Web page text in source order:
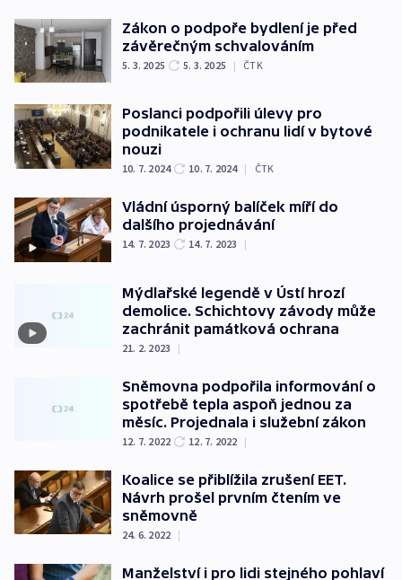
Zákon o podpoře bydlení je před
závěrečným schvalováním
5. 3. 2025 5. 3. 2025 | ČTK
Poslanci podpořili úlevy pro
podnikatele i ochranu lidí v bytové
nouzi
10. 7. 2024 10. 7. 2024 | ČTK
Vládní úsporný balíček míří do
dalšího projednávání
14. 7. 2023 14. 7. 2023 |
Mýdlařské legendě v Ústí hrozí
demolice. Schichtovy závody může
zachránit památková ochrana
21. 2. 2023 |
Sněmovna podpořila informování o
spotřebě tepla aspoň jednou za
měsíc. Projednala i služební zákon
12. 7. 2022 12. 7. 2022 |
Koalice se přiblížila zrušení EET.
Návrh prošel prvním čtením ve
sněmovně
24. 6. 2022 |
Manželství i pro lidi stejného pohlaví